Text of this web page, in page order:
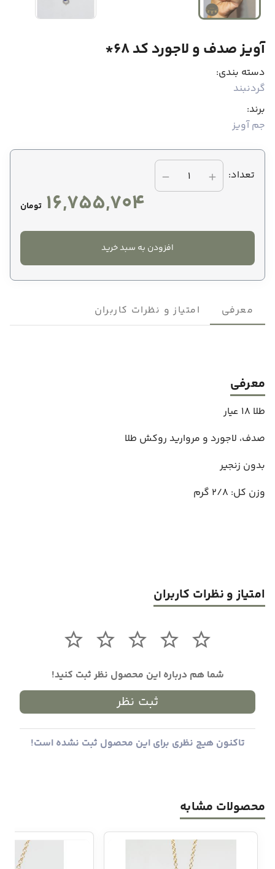
آویز صدف و لاجورد کد 68*
دسته بندی:
گردنبند
برند:
جم آویز
تعداد: 1
16,755,704 تومان
افزودن به سبد خرید
معرفی امتیاز و نظرات کاربران
معرفی
طلا 18 عیار
صدف، لاجورد و مروارید روکش طلا
بدون زنجیر
وزن کل: 2/8 گرم
امتیاز و نظرات کاربران
شما هم درباره این محصول نظر ثبت کنید!
ثبت نظر
تاکنون هیچ نظری برای این محصول ثبت نشده است!
محصولات مشابه